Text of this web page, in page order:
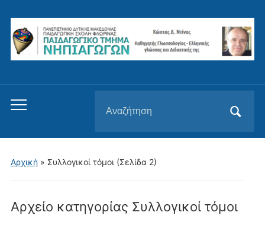
Εναλλαγή
μενού
για
για:
Αρχική» Συλλογικοί τόμοι (Σελίδα 2)
Αρχείο κατηγορίας Συλλογικοί τόμοι